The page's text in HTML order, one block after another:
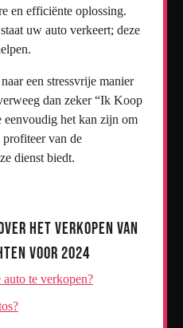
en efficiënte oplossing.
uw auto verkeert; deze
een stressvrije manier
dan zeker “Ik Koop
het kan zijn om
van de
dienst biedt.
het Verkopen van
voor 2024
auto te verkopen?